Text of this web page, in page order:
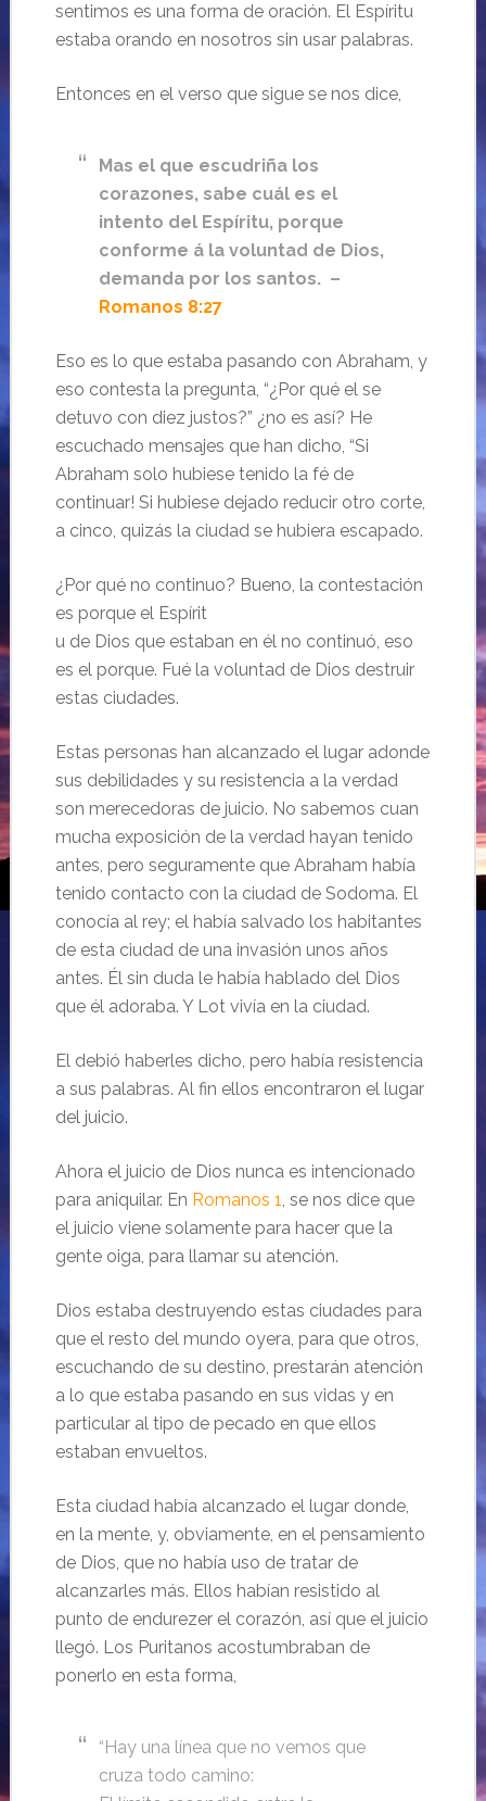
sentimos es una forma de oración. El Espíritu
estaba orando en nosotros sin usar palabras.
Entonces en el verso que sigue se nos dice,
Mas el que escudriña los
corazones, sabe cuál es el
intento del Espíritu, porque
conforme á la voluntad de Dios,
demanda por los santos. –
Romanos 8:27
Eso es lo que estaba pasando con Abraham, y
eso contesta la pregunta, “¿Por qué el se
detuvo con diez justos?” ¿no es así? He
escuchado mensajes que han dicho, “Si
Abraham solo hubiese tenido la fé de
continuar! Si hubiese dejado reducir otro corte,
a cinco, quizás la ciudad se hubiera escapado.
¿Por qué no continuo? Bueno, la contestación
es porque el Espírit
u de Dios que estaban en él no continuó, eso
es el porque. Fué la voluntad de Dios destruir
estas ciudades.
Estas personas han alcanzado el lugar adonde
sus debilidades y su resistencia a la verdad
son merecedoras de juicio. No sabemos cuan
mucha exposición de la verdad hayan tenido
antes, pero seguramente que Abraham había
tenido contacto con la ciudad de Sodoma. El
conocía al rey; el había salvado los habitantes
de esta ciudad de una invasión unos años
antes. Él sin duda le había hablado del Dios
que él adoraba. Y Lot vivía en la ciudad.
El debió haberles dicho, pero había resistencia
a sus palabras. Al fin ellos encontraron el lugar
del juicio.
Ahora el juicio de Dios nunca es intencionado
para aniquilar. En Romanos 1, se nos dice que
el juicio viene solamente para hacer que la
gente oiga, para llamar su atención.
Dios estaba destruyendo estas ciudades para
que el resto del mundo oyera, para que otros,
escuchando de su destino, prestarán atención
a lo que estaba pasando en sus vidas y en
particular al tipo de pecado en que ellos
estaban envueltos.
Esta ciudad había alcanzado el lugar donde,
en la mente, y, obviamente, en el pensamiento
de Dios, que no había uso de tratar de
alcanzarles más. Ellos habían resistido al
punto de endurezer el corazón, así que el juicio
llegó. Los Puritanos acostumbraban de
ponerlo en esta forma,
“Hay una línea que no vemos que
cruza todo camino: